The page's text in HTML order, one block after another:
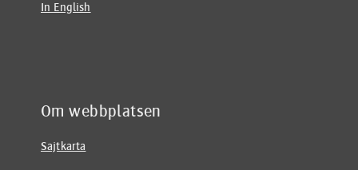
In English
Om webbplatsen
Sajtkarta